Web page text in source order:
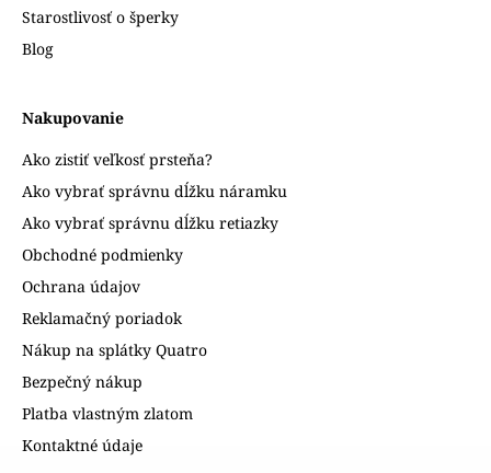
Starostlivosť o šperky
Blog
Nakupovanie
Ako zistiť veľkosť prsteňa?
Ako vybrať správnu dĺžku náramku
Ako vybrať správnu dĺžku retiazky
Obchodné podmienky
Ochrana údajov
Reklamačný poriadok
Nákup na splátky Quatro
Bezpečný nákup
Platba vlastným zlatom
Kontaktné údaje